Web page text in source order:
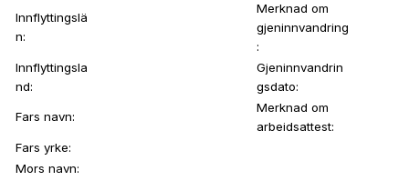
Innflyttingslä
n:
Merknad om
gjeninnvandring
:
Innflyttingsla
nd:
Gjeninnvandrin
gsdato:
Fars navn:
Merknad om
arbeidsattest:
Fars yrke:
Mors navn: